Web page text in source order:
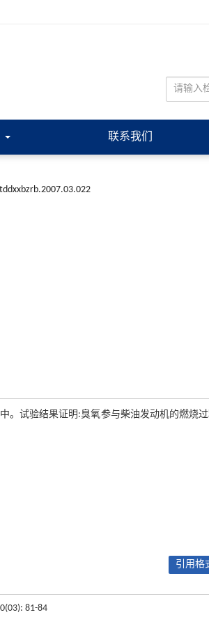
联系我们
。试验结果证明:臭氧参与柴油发动机的燃烧
引用格
81-84